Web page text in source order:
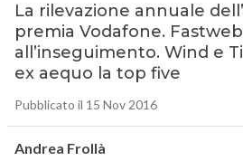
La rilevazione annuale
premia Vodafone.
all’inseguimento. Wind e
ex aequo la top five
Pubblicato il 15 Nov 2016
Andrea Frollà